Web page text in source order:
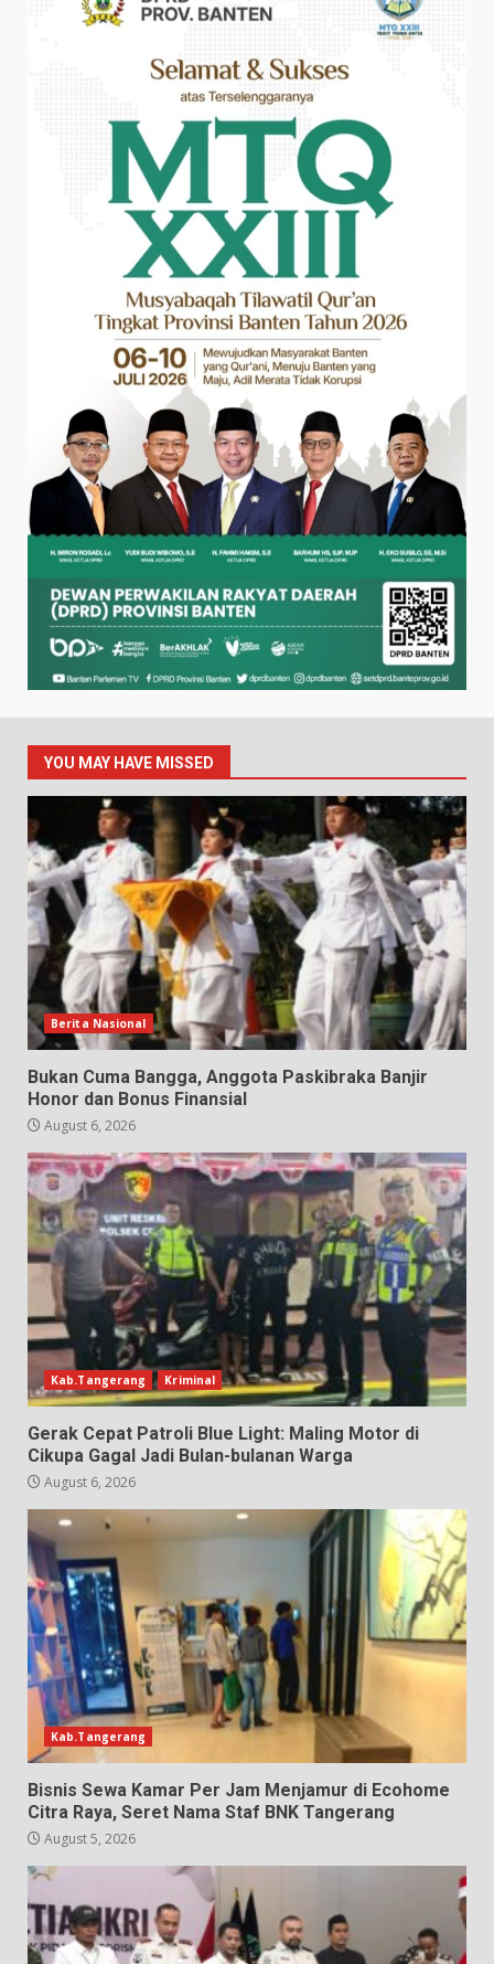
YOU MAY HAVE MISSED
Berita Nasional
Bukan Cuma Bangga, Anggota Paskibraka Banjir
Honor dan Bonus Finansial
August 6, 2026
Kab.Tangerang Kriminal
Gerak Cepat Patroli Blue Light: Maling Motor di
Cikupa Gagal Jadi Bulan-bulanan Warga
August 6, 2026
Kab.Tangerang
Bisnis Sewa Kamar Per Jam Menjamur di Ecohome
Citra Raya, Seret Nama Staf BNK Tangerang
August 5, 2026